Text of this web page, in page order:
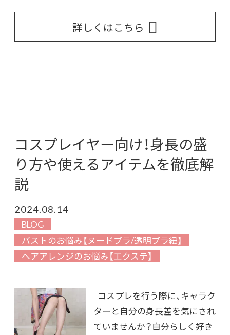
詳しくはこちら
コスプレイヤー向け！身長の盛
り方や使えるアイテムを徹底解
説
2024.08.14
BLOG
バストのお悩み【ヌードブラ/透明ブラ紐】
ヘアアレンジのお悩み【エクステ】
コスプレを行う際に、キャラク
ターと自分の身長差を気にされ
ていませんか？自分らしく好き